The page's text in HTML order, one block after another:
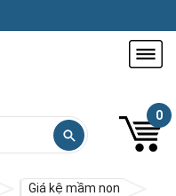
0
Giá kệ mầm non